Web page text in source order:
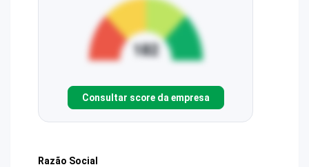
Consultar score da empresa
Razão Social